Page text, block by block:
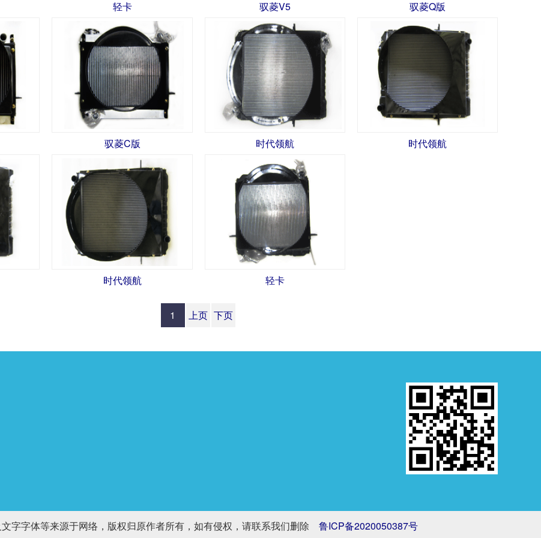
轻卡 驭菱V5 驭菱Q版
驭菱C版 时代领航 时代领航
时代领航 轻卡
1 上页 下页
字字体等来源于网络，版权归原作者所有，如有侵权，请联系我们删除 鲁ICP备2020050387号